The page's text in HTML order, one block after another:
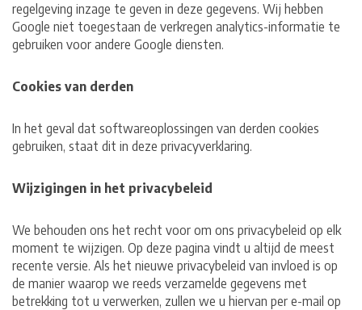
regelgeving inzage te geven in deze gegevens. Wij hebben
Google niet toegestaan de verkregen analytics-informatie te
gebruiken voor andere Google diensten.
Cookies van derden
In het geval dat softwareoplossingen van derden cookies
gebruiken, staat dit in deze privacyverklaring.
Wijzigingen in het privacybeleid
We behouden ons het recht voor om ons privacybeleid op elk
moment te wijzigen. Op deze pagina vindt u altijd de meest
recente versie. Als het nieuwe privacybeleid van invloed is op
de manier waarop we reeds verzamelde gegevens met
betrekking tot u verwerken, zullen we u hiervan per e-mail op